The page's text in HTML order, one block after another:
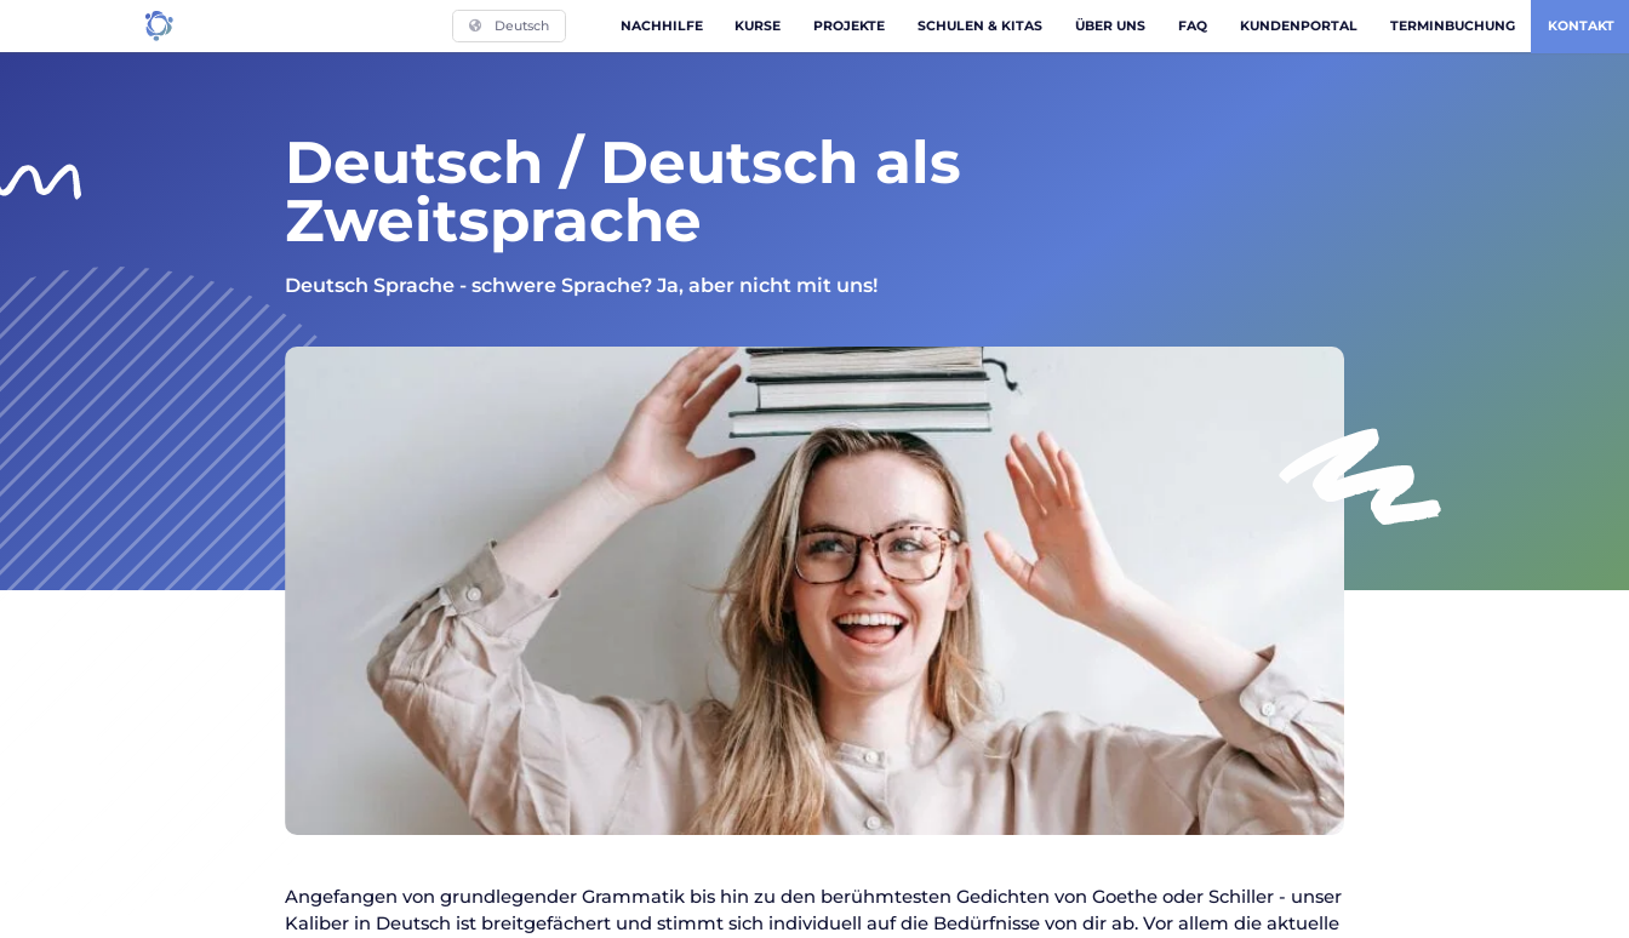
Deutsch NACHHILFE KURSE PROJEKTE SCHULEN & KITAS ÜBER UNS FAQ KUNDENPORTAL TERMINBUCHUNG KONTAKT
Deutsch / Deutsch als
Zweitsprache
Deutsch Sprache - schwere Sprache? Ja, aber nicht mit uns!
Angefangen von grundlegender Grammatik bis hin zu den berühmtesten Gedichten von Goethe oder Schiller - unser
Kaliber in Deutsch ist breitgefächert und stimmt sich individuell auf die Bedürfnisse von dir ab. Vor allem die aktuelle